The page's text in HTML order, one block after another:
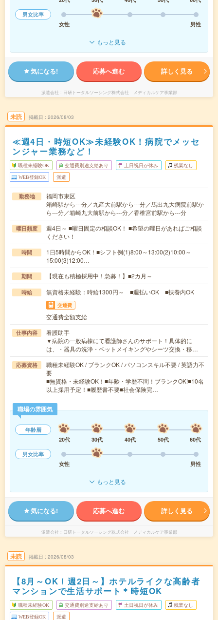
男女比率
女性
男性
もっと見る
気になる! 応募へ進む 詳しく見る
派遣会社 日研トータルソーシング株式会社 メディカルケア事業部
未読 掲載日 2026/08/03
≪週4日・時短OK≫未経験OK！病院でメッセ
ンジャー業務など！
職種未経験OK 交通費別途支給あり 土日祝日が休み 残業なし
WEB登録OK 派遣
勤務地
福岡市東区
箱崎駅から---分／九産大前駅から---分／馬出九大病院前駅か
ら---分／箱崎九大前駅から---分／香椎宮前駅から---分
曜日頻度
週4日～ ■曜日固定の相談OK！ ■希望の曜日があればご相談
ください！
時間
1日5時間からOK！■シフト例(1)8:00～13:00(2)10:00～
15:00(3)12:00…
期間 【現在も積極採用中！急募！】■2カ月～
時給 無資格未経験：時給1300円～ ■週払いOK ■扶養内OK
交通費
交通費全額支給
仕事内容
看護助手
▼病院の一般病棟にて看護師さんのサポート！具体的に
は、・器具の洗浄・ベットメイキングやシーツ交換・移…
応募資格
職種未経験OK / ブランクOK / パソコンスキル不要 / 英語力不
要
■無資格・未経験OK！■年齢・学歴不問！ブランクOK!■10名
以上採用予定！■履歴書不要■社会保険完…
職場の雰囲気
年齢層
20代
30代 40代 50代
60代
男女比率
女性
男性
もっと見る
気になる! 応募へ進む 詳しく見る
派遣会社 日研トータルソーシング株式会社 メディカルケア事業部
未読 掲載日 2026/08/03
【8月～OK！週2日～】ホテルライクな高齢者
マンションで生活サポート＊時短OK
職種未経験OK 交通費別途支給あり 土日祝日が休み 残業なし
WEB登録OK 派遣